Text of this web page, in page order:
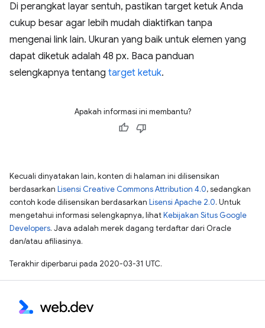
Di perangkat layar sentuh, pastikan target ketuk Anda
cukup besar agar lebih mudah diaktifkan tanpa
mengenai link lain. Ukuran yang baik untuk elemen yang
dapat diketuk adalah 48 px. Baca panduan
selengkapnya tentang target ketuk.
Apakah informasi ini membantu?
Kecuali dinyatakan lain, konten di halaman ini dilisensikan
berdasarkan Lisensi Creative Commons Attribution 4.0, sedangkan
contoh kode dilisensikan berdasarkan Lisensi Apache 2.0. Untuk
mengetahui informasi selengkapnya, lihatKebijakan Situs Google
Developers. Java adalah merek dagang terdaftar dari Oracle
dan/atau afiliasinya.
Terakhir diperbarui pada 2020-03-31 UTC.